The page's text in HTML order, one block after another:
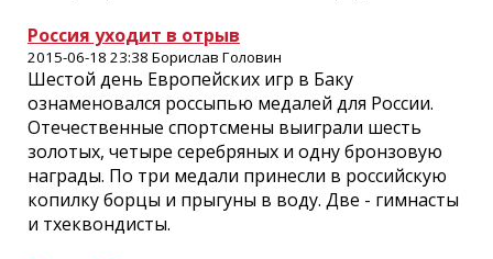
Россия уходит в отрыв
2015-06-18 23:38 Борислав Головин
Шестой день Европейских игр в Баку
ознаменовался россыпью медалей для России.
Отечественные спортсмены выиграли шесть
золотых, четыре серебряных и одну бронзовую
награды. По три медали принесли в российскую
копилку борцы и прыгуны в воду. Две - гимнасты
и тхеквондисты.